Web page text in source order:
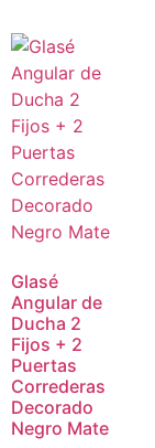
Glasé
Angular de
Ducha 2
Fijos + 2
Puertas
Correderas
Decorado
Negro Mate